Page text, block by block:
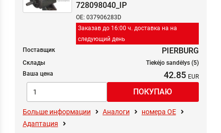
Заказав до 16:00 ч. доставка на на
следующий день
728098040_IP
OE: 037906283D
Поставщик PIERBURG
Склады
Tiekėjo sandėlys (5)
Ваша цена
42.85
Больше информации Аналоги
номера ОЕ
Адаптация